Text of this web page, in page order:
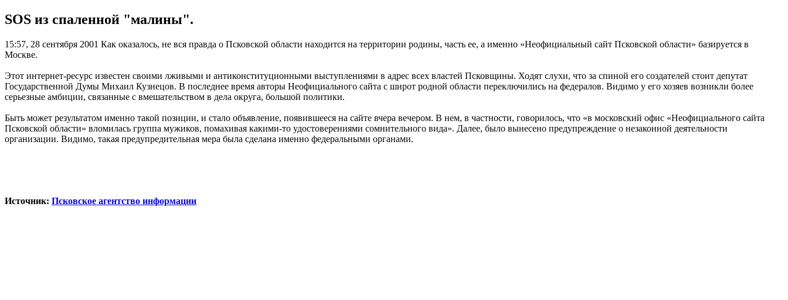
SOS из спаленной "малины".
15:57, 28 сентября 2001 Как оказалось, не вся правда о Псковской области находится на территории родины, часть ее, а именно «Неофициальный сайт Псковской области» базируется в
Москве.
Этот интернет-ресурс известен своими лживыми и антиконституционными выступлениями в адрес всех властей Псковщины. Ходят слухи, что за спиной его создателей стоит депутат
Государственной Думы Михаил Кузнецов. В последнее время авторы Неофициального сайта с широт родной области переключились на федералов. Видимо у его хозяев возникли более
серьезные амбиции, связанные с вмешательством в дела округа, большой политики.
Быть может результатом именно такой позиции, и стало объявление, появившееся на сайте вчера вечером. В нем, в частности, говорилось, что «в московский офис «Неофициального сайта
Псковской области» вломилась группа мужиков, помахивая какими-то удостоверениями сомнительного вида». Далее, было вынесено предупреждение о незаконной деятельности
организации. Видимо, такая предупредительная мера была сделана именно федеральными органами.
Источник: Псковское агентство информации